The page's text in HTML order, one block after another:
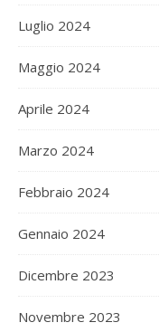
Luglio 2024
Maggio 2024
Aprile 2024
Marzo 2024
Febbraio 2024
Gennaio 2024
Dicembre 2023
Novembre 2023